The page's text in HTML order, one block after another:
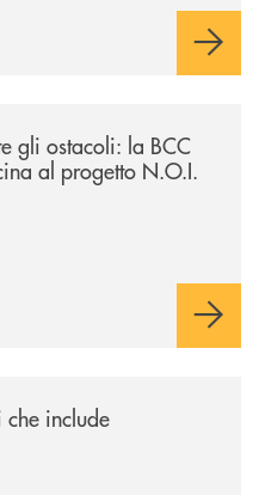
gli ostacoli: la BCC
al progetto N.O.I.
include